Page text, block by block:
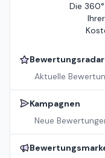
Die
Bewertungsradar
Aktuelle
Kampagnen
Neue